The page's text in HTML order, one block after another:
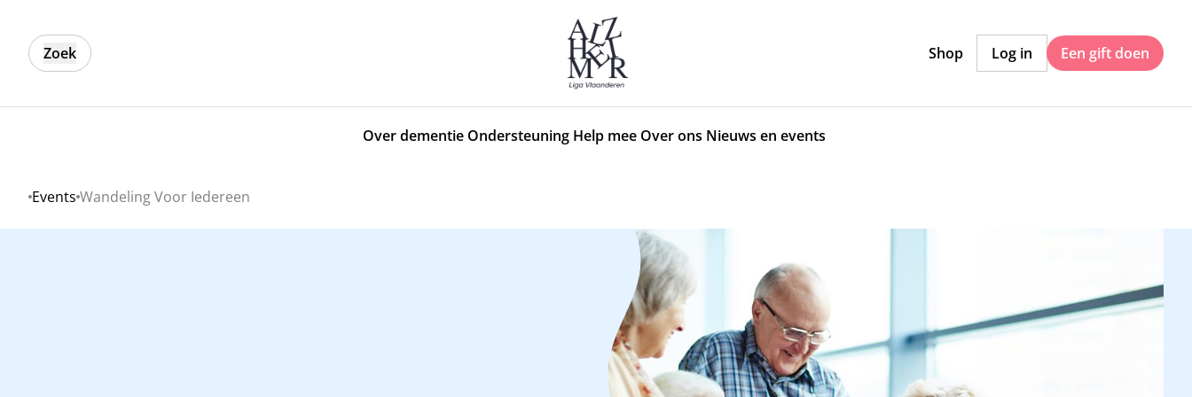
Zoek Shop Log in Een gift doen
Over dementie Ondersteuning Help mee Over ons Nieuws en events
Home
Events Wandeling Voor Iedereen